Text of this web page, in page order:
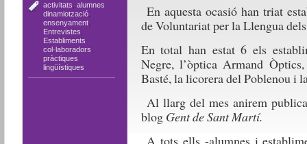
activitats alumnes
dinamiotzació,
ensenyament,
Entrevistes
Establiments
col·laboradors
pràctiques
lingüístiques
En aquesta ocasió han triat
de Voluntariat per la Llengua
En total han estat 6 els
Negre, l’òptica Armand
Basté, la licorera del Poblenou i
Al llarg del mes anirem
blog Gent de Sant Martí.
A tots ells -alumnes i